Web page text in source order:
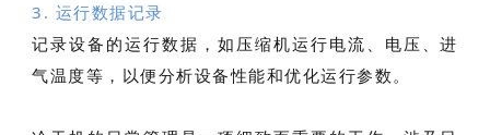
3. 运行数据记录
记录设备的运行数据，如压缩机运行电流、电压、进
气温度等，以便分析设备性能和优化运行参数。